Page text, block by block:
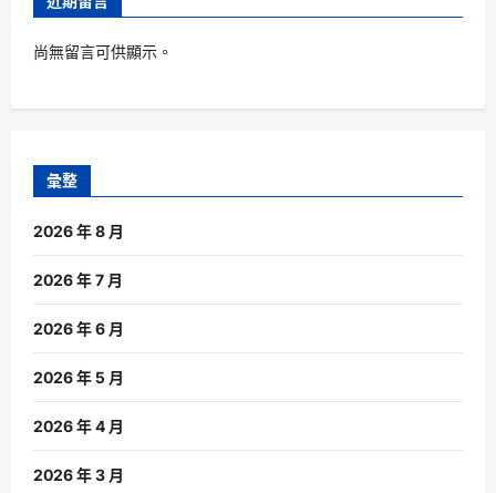
尚無留言可供顯示。
彙整
2026 年 8 月
2026 年 7 月
2026 年 6 月
2026 年 5 月
2026 年 4 月
2026 年 3 月